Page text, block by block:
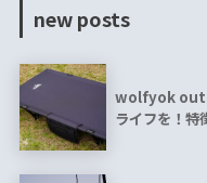
new posts
wolfyok
ライフを！特